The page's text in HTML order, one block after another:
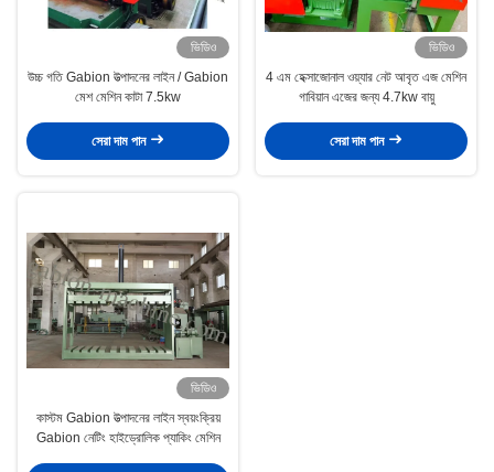
ভিডিও
উচ্চ গতি Gabion উত্পাদনের লাইন / Gabion
মেশ মেশিন কাটা 7.5kw
সেরা দাম পান
ভিডিও
4 এম হেক্সাজোনাল ওয়্যার নেট আবৃত এজ মেশিন
গাবিয়ান এজের জন্য 4.7kw বায়ু
সেরা দাম পান
ভিডিও
কাস্টম Gabion উত্পাদনের লাইন স্বয়ংক্রিয়
Gabion নেটিং হাইড্রোলিক প্যাকিং মেশিন